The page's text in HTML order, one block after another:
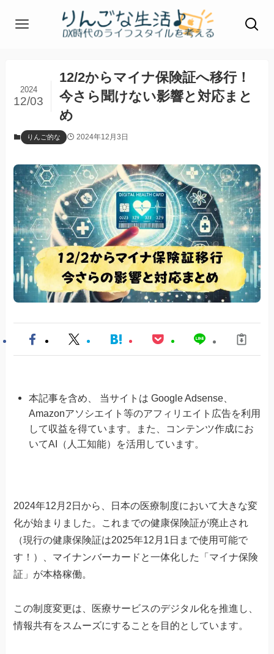
12/2からマイナ保険証へ移行！
今さら聞けない影響と対応まと
め
2024
12/03
りんご的な 2024年12月3日
本記事を含め、 当サイトは Google Adsense、
Amazonアソシエイト等のアフィリエイト広告を利用
して収益を得ています。また、コンテンツ作成にお
いてAI（人工知能）を活用しています。
2024年12月2日から、日本の医療制度において大きな変
化が始まりました。これまでの健康保険証が廃止され
（現行の健康保険証は2025年12月1日まで使用可能で
す！）、マイナンバーカードと一体化した「マイナ保険
証」が本格稼働。
この制度変更は、医療サービスのデジタル化を推進し、
情報共有をスムーズにすることを目的としています。